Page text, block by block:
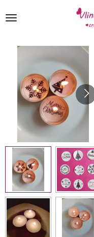
direct
hoofdinhoud